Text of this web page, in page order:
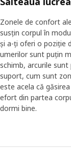
Zonele de confort
susțin corpul în
și a-ți oferi o poziție
umerilor sunt puțin
schimb, arcurile
suport, cum sunt
este acela că
efort din partea
dormi bine.